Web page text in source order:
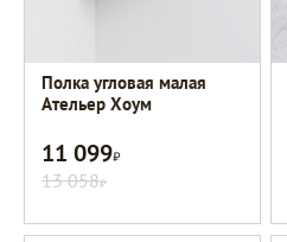
Полка угловая малая
Ательер Хоум
11 099Р
13 058Р